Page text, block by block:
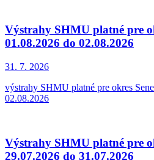
Výstrahy SHMU platné pre
01.08.2026 do 02.08.2026
31. 7. 2026
výstrahy SHMU platné pre okres
02.08.2026
Výstrahy SHMU platné pre
29.07.2026 do 31.07.2026